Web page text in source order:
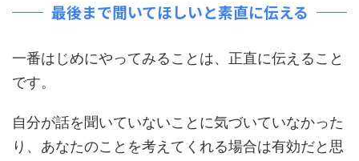
最後まで聞いてほしいと素直に伝える
一番はじめにやってみることは、正直に伝えること
です。
自分が話を聞いていないことに気づいていなかった
り、あなたのことを考えてくれる場合は有効だと思